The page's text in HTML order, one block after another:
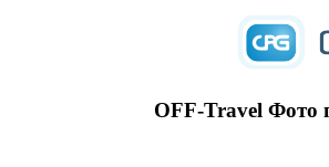
OFF-Travel Фото